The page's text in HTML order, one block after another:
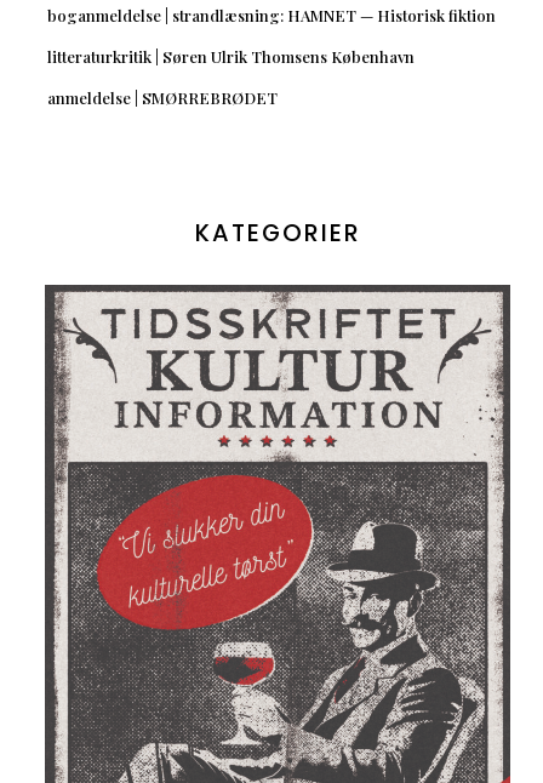
boganmeldelse | strandlæsning: HAMNET — Historisk fiktion
litteraturkritik | Søren Ulrik Thomsens København
anmeldelse | SMØRREBRØDET
KATEGORIER